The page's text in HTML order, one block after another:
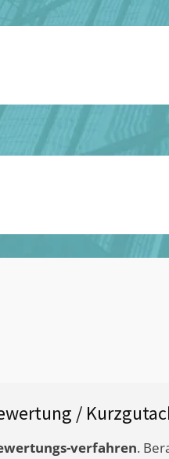
/
verfahren.